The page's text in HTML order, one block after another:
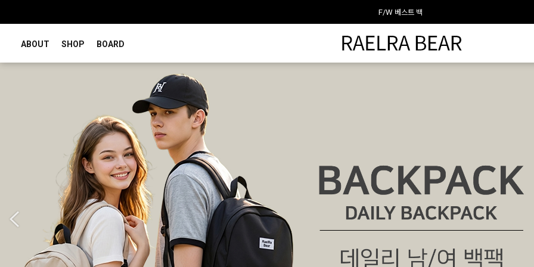
라엘라베어가 추천하는 이달의 백
ABOUT SHOP BOARD